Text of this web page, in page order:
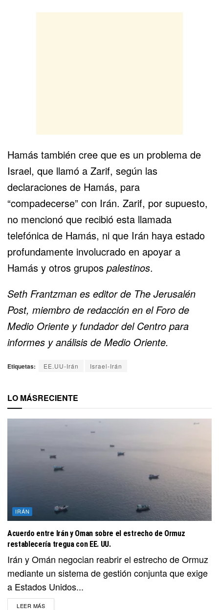
Hamás también cree que es un problema de
Israel, que llamó a Zarif, según las
declaraciones de Hamás, para
“compadecerse” con Irán. Zarif, por supuesto,
no mencionó que recibió esta llamada
telefónica de Hamás, ni que Irán haya estado
profundamente involucrado en apoyar a
Hamás y otros grupos palestinos.
Seth Frantzman es editor de The Jerusalén
Post, miembro de redacción en el Foro de
Medio Oriente y fundador del Centro para
informes y análisis de Medio Oriente.
Etiquetas: EE.UU-Irán Israel-Irán
LO MÁSRECIENTE
IRÁN
Acuerdo entre Irán y Oman sobre el estrecho de Ormuz
restablecería tregua con EE. UU.
Irán y Omán negocian reabrir el estrecho de Ormuz
mediante un sistema de gestión conjunta que exige
a Estados Unidos...
LEER MÁSDETAILS